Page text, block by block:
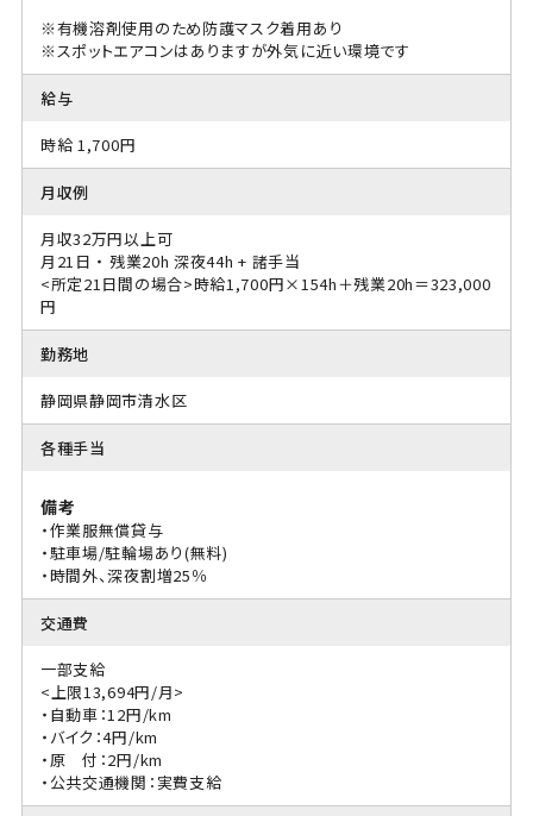
※有機溶剤使用のため防護マスク着用あり
※スポットエアコンはありますが外気に近い環境です
給与
時給 1,700円
月収例
月収32万円以上可
月21日 ・ 残業20h 深夜44h + 諸手当
<所定21日間の場合>時給1,700円×154h＋残業20h＝323,000
円
勤務地
静岡県静岡市清水区
各種手当
備考
・作業服無償貸与
・駐車場/駐輪場あり(無料)
・時間外、深夜割増25％
交通費
一部支給
<上限13,694円/月>
・自動車：12円/km
・バイク：4円/km
・原 付：2円/km
・公共交通機関：実費支給